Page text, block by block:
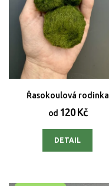
Řasokoulová rodinka
od120 Kč
DETAIL